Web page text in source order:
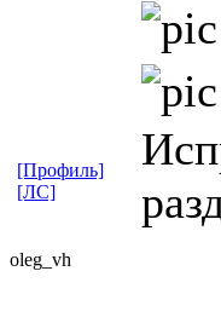
[Профиль]
[ЛС]
oleg_vh